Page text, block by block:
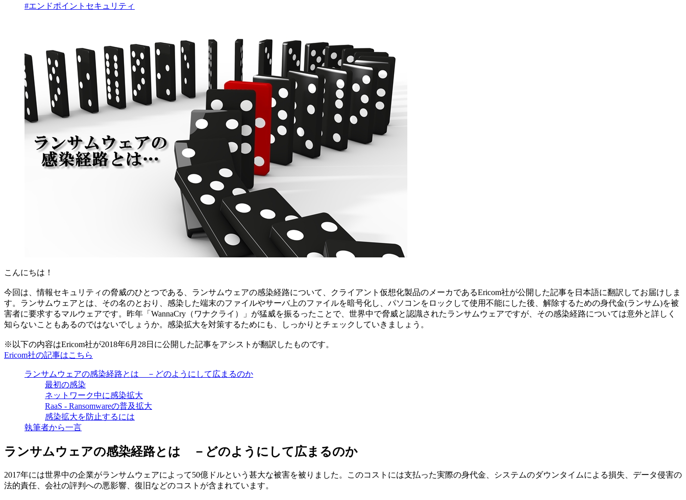
#エンドポイントセキュリティ
こんにちは！
今回は、情報セキュリティの脅威のひとつである、ランサムウェアの感染経路について、クライアント仮想化製品のメーカであるEricom社が公開した記事を日本語に翻訳してお届けしま
す。ランサムウェアとは、その名のとおり、感染した端末のファイルやサーバ上のファイルを暗号化し、パソコンをロックして使用不能にした後、解除するための身代金(ランサム)を被
害者に要求するマルウェアです。昨年「WannaCry（ワナクライ）」が猛威を振るったことで、世界中で脅威と認識されたランサムウェアですが、その感染経路については意外と詳しく
知らないこともあるのではないでしょうか。感染拡大を対策するためにも、しっかりとチェックしていきましょう。
※以下の内容はEricom社が2018年6月28日に公開した記事をアシストが翻訳したものです。
Ericom社の記事はこちら
ランサムウェアの感染経路とは －どのようにして広まるのか
最初の感染
ネットワーク中に感染拡大
RaaS - Ransomwareの普及拡大
感染拡大を防止するには
執筆者から一言
ランサムウェアの感染経路とは －どのようにして広まるのか
2017年には世界中の企業がランサムウェアによって50億ドルという甚大な被害を被りました。このコストには支払った実際の身代金、システムのダウンタイムによる損失、データ侵害の
法的責任、会社の評判への悪影響、復旧などのコストが含まれています。